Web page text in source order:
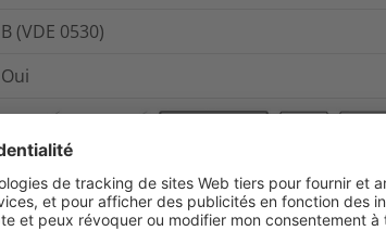
B (VDE 0530)
Oui
DEF STAN 59-97/3, MIL-DTL-23053/5C, NF F 00-
Non